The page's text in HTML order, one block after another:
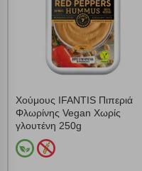
Χούμους IFANTIS Πιπεριά
Φλωρίνης Vegan Χωρίς
γλουτένη 250g